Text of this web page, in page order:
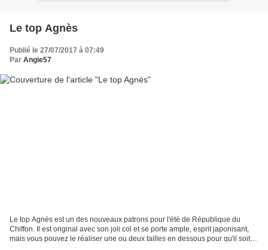
Le top Agnès
Publié le 27/07/2017 à 07:49
Par Angie57
Le top Agnès est un des nouveaux patrons pour l'été de République du
Chiffon. Il est original avec son joli col et se porte ample, esprit japonisant,
mais vous pouvez le réaliser une ou deux tailles en dessous pour qu'il soit